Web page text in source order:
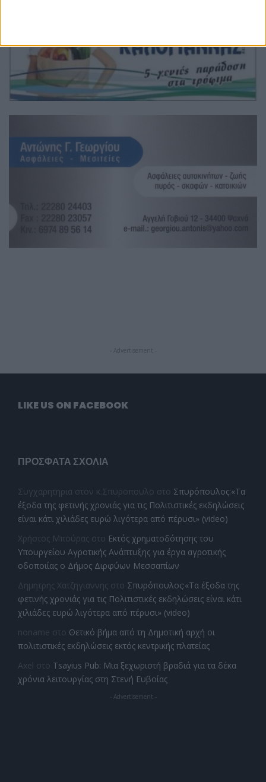
- Advertisement -
LIKE US ON FACEBOOK
ΠΡΌΣΦΑΤΑ ΣΧΌΛΙΑ
Συγχαρητηρια στον κ.Σπυροπουλο στο Σπυρόπουλος:«Τα
έξοδα της φετινής χρονιάς για τις Πολιτιστικές εκδηλώσεις
είναι κάτι χιλιάδες ευρώ λιγότερα από πέρυσι» (video)
Χρήστος Μπούρας στο Εκτός χρηματοδότησης του
Υπουργείου Αγροτικής Ανάπτυξης για έργα αγροτικής
οδοποιίας ο Δήμος Διρφύων Μεσσαπίων
Δημητρης Χατζηγιαννης στο Σπυρόπουλος:«Τα έξοδα της
φετινής χρονιάς για τις Πολιτιστικές εκδηλώσεις είναι κάτι
χιλιάδες ευρώ λιγότερα από πέρυσι» (video)
noname στο Θετικό βήμα από τη Δημοτική αρχή οι
πολιτιστικές εκδηλώσεις εκτός κεντρικής πλατείας
Axel στο Tsayius Pub: Μια ξεχωριστή βραδιά για τα δέκα
χρόνια λειτουργίας στη Στενή Ευβοίας
- Advertisement -